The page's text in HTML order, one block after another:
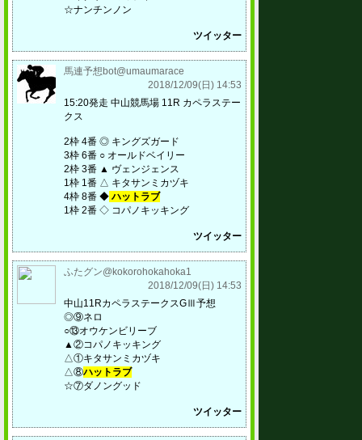
☆ナンチンノン
ツイッター
馬連予想bot@umaumarace
2018/12/09(日) 14:53
15:20発走 中山競馬場 11R カペラステー
クス
2枠 4番 ◎ キングズガード
3枠 6番 ○ オールドベイリー
2枠 3番 ▲ ヴェンジェンス
1枠 1番 △ キタサンミカヅキ
4枠 8番 ◆ハットラブ
1枠 2番 ◇ コパノキッキング
ツイッター
ふたグン@kokorohokahoka1
2018/12/09(日) 14:53
中山11RカペラステークスGⅢ予想
◎⑨ネロ
○⑬オウケンビリーブ
▲②コパノキッキング
△①キタサンミカヅキ
△⑧ハットラブ
☆⑦ダノングッド
ツイッター